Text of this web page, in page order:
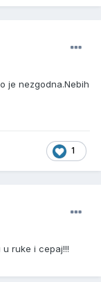
je nezgodna.Nebih
1
ruke i cepaj!!!